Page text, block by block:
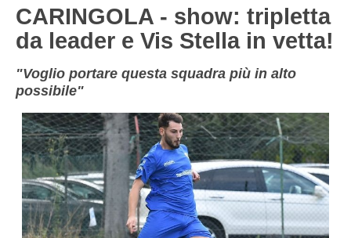
CARINGOLA - show: tripletta
da leader e Vis Stella in vetta!
"Voglio portare questa squadra più in alto
possibile"